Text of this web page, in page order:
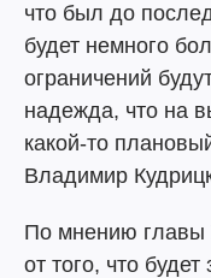
что был до
будет немного
ограничений
надежда, что на
какой-то
Владимир
По мнению главы
от того, что